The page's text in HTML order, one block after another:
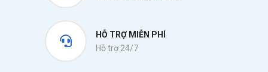
HỖ TRỢ MIỄN PHÍ
Hỗ trợ 24/7